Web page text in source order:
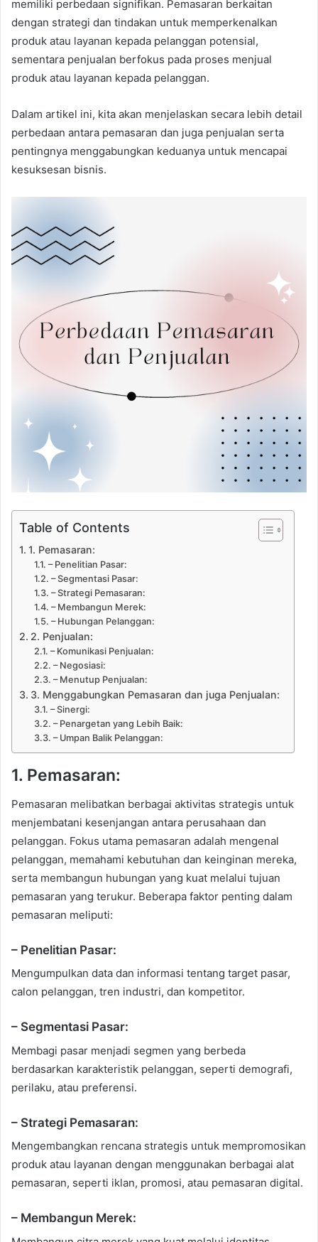
memiliki perbedaan signifikan. Pemasaran berkaitan
dengan strategi dan tindakan untuk memperkenalkan
produk atau layanan kepada pelanggan potensial,
sementara penjualan berfokus pada proses menjual
produk atau layanan kepada pelanggan.
Dalam artikel ini, kita akan menjelaskan secara lebih detail
perbedaan antara pemasaran dan juga penjualan serta
pentingnya menggabungkan keduanya untuk mencapai
kesuksesan bisnis.
Table of Contents
1. Pemasaran:
– Penelitian Pasar:
– Segmentasi Pasar:
– Strategi Pemasaran:
– Membangun Merek:
– Hubungan Pelanggan:
2. Penjualan:
– Komunikasi Penjualan:
– Negosiasi:
– Menutup Penjualan:
3. Menggabungkan Pemasaran dan juga Penjualan:
– Sinergi:
– Penargetan yang Lebih Baik:
– Umpan Balik Pelanggan:
1. Pemasaran:
Pemasaran melibatkan berbagai aktivitas strategis untuk
menjembatani kesenjangan antara perusahaan dan
pelanggan. Fokus utama pemasaran adalah mengenal
pelanggan, memahami kebutuhan dan keinginan mereka,
serta membangun hubungan yang kuat melalui tujuan
pemasaran yang terukur. Beberapa faktor penting dalam
pemasaran meliputi:
– Penelitian Pasar:
Mengumpulkan data dan informasi tentang target pasar,
calon pelanggan, tren industri, dan kompetitor.
– Segmentasi Pasar:
Membagi pasar menjadi segmen yang berbeda
berdasarkan karakteristik pelanggan, seperti demografi,
perilaku, atau preferensi.
– Strategi Pemasaran:
Mengembangkan rencana strategis untuk mempromosikan
produk atau layanan dengan menggunakan berbagai alat
pemasaran, seperti iklan, promosi, atau pemasaran digital.
– Membangun Merek: